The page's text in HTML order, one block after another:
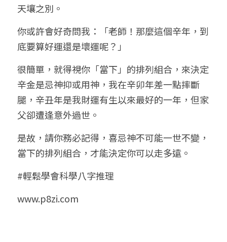
天壤之別。
你或許會好奇問我：「老師！那麼這個辛年，到
底要算好運還是壞運呢？」
很簡單，就得視你「當下」的排列組合，來決定
辛金是忌神抑或用神，我在辛卯年差一點摔斷
腿，辛丑年是我財運有生以來最好的一年，但家
父卻遭逢意外過世。
是故，請你務必記得，喜忌神不可能一世不變，
當下的排列組合，才能決定你可以走多遠。
#輕鬆學會科學八字推理
www.p8zi.com